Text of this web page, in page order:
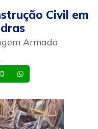
Civil em
Armada
Celular